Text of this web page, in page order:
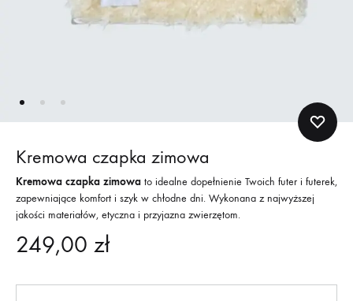
Kremowa czapka zimowa
Kremowa czapka zimowa to idealne dopełnienie Twoich futer i futerek,
zapewniające komfort i szyk w chłodne dni. Wykonana z najwyższej
jakości materiałów, etyczna i przyjazna zwierzętom.
249,00 zł